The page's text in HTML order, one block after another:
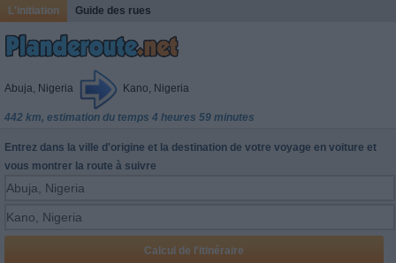
L'initiation Guide des rues
Abuja, Nigeria Kano, Nigeria
442 km, estimation du temps 4 heures 59 minutes
Entrez dans la ville d'origine et la destination de votre voyage en voiture et
vous montrer la route à suivre